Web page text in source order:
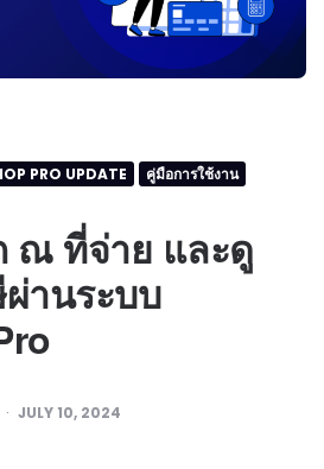
PRO UPDATE คู่มือการใช้งาน
ณ ที่จ่าย และดู
านระบบ
JULY 10, 2024